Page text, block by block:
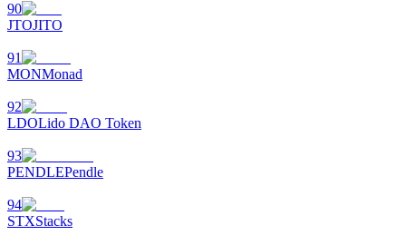
90
JTOJITO
91
MONMonad
92
LDOLido DAO Token
93
PENDLEPendle
94
STXStacks